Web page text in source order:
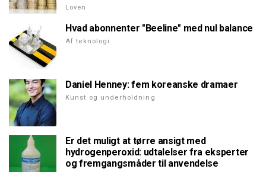
Loven
Hvad abonnenter "Beeline" med nul balance
Af teknologi
Daniel Henney: fem koreanske dramaer
Kunst og underholdning
Er det muligt at tørre ansigt med
hydrogenperoxid: udtalelser fra eksperter
og fremgangsmåder til anvendelse